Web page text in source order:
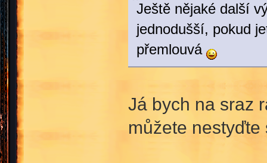
Ještě nějaké další
jednodušší, pokud
přemlouvá
Já bych na sraz
můžete